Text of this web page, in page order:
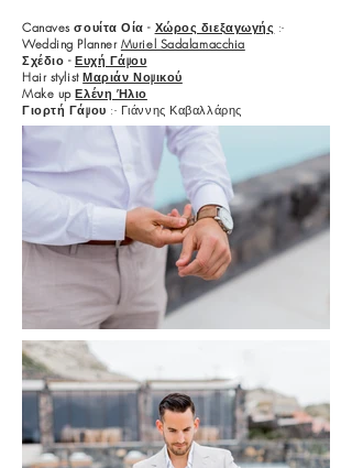
Canaves σουίτα Οία - Χώρος διεξαγωγής :-
Wedding Planner Muriel Sadalamacchia
Σχέδιο - Ευχή Γάμου
Hair stylistΜαριάν Νομικού
Make up Ελένη Ήλιο
Γιορτή Γάμου :- Γιάννης Καβαλλάρης